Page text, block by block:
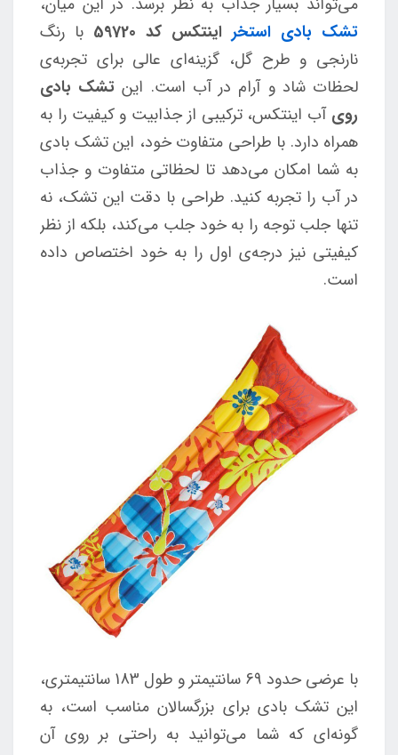
تشک بادی استخر اینتکس کد 59720
با رنگ
نارنجی و طرح گل، گزینه‌ای عالی برای تجربه‌ی
لحظات شاد و آرام در آب است. این تشک بادی
روی آب اینتکس، ترکیبی از جذابیت و کیفیت را به
همراه دارد. با طراحی متفاوت خود، این تشک بادی
به شما امکان می‌دهد تا لحظاتی متفاوت و جذاب
در آب را تجربه کنید. طراحی با دقت این تشک، نه
تنها جلب توجه را به خود جلب می‌کند، بلکه از نظر
کیفیتی نیز درجه‌ی اول را به خود اختصاص داده
است.
با عرضی حدود 69 سانتیمتر و طول 183 سانتیمتری،
این تشک بادی برای بزرگسالان مناسب است، به
گونه‌ای که شما می‌توانید به راحتی بر روی آن